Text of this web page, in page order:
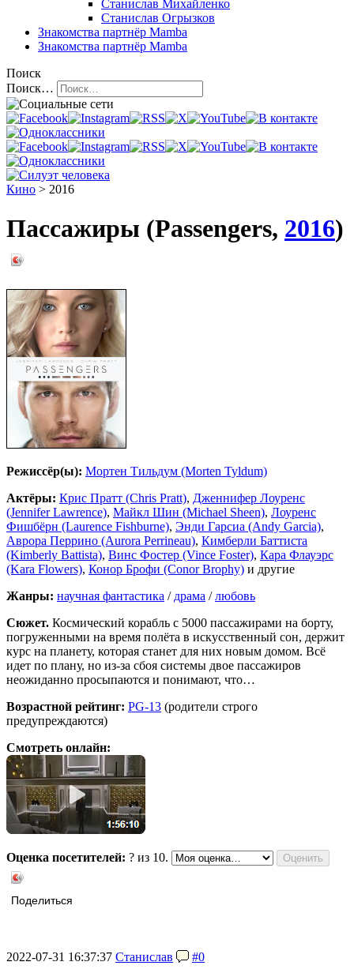
Станислав Михайленко
Станислав Огрызков
Знакомства партнёр Mamba
Знакомства партнёр Mamba
Поиск
Поиск…
Кино > 2016
Пассажиры (Passengers, 2016)
Режиссёр(ы): Мортен Тильдум (Morten Tyldum)
Актёры: Крис Пратт (Chris Pratt), Дженнифер Лоуренс
(Jennifer Lawrence), Майкл Шин (Michael Sheen), Лоуренс
Фишбёрн (Laurence Fishburne), Энди Гарсиа (Andy Garcia),
Аврора Перрино (Aurora Perrineau), Кимберли Баттиста
(Kimberly Battista), Винс Фостер (Vince Foster), Кара Флауэрс
(Kara Flowers), Конор Брофи (Conor Brophy) и другие
Жанры: научная фантастика / драма /любовь
Сюжет. Космический корабль с 5000 пассажирами на борту,
погруженными на время полёта в искусственный сон, держит
курс на планету, которая станет для них новым домом. Всё
идет по плану, но из-за сбоя системы двое пассажиров
неожиданно просыпаются и понимают, что…
Возрастной рейтинг: PG-13 (родители строго
предупреждаются)
Смотреть онлайн:
Оценка посетителей: ? из 10.
Поделиться
2022-07-31 16:37:37 Станислав
#0